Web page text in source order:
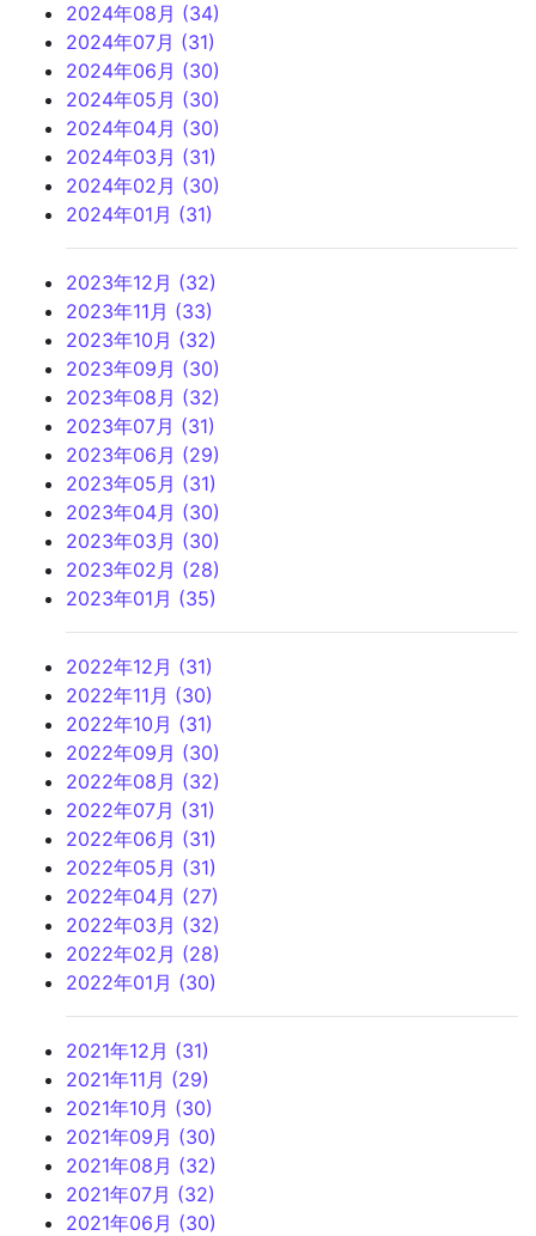
2024年08月 (34)
2024年07月 (31)
2024年06月 (30)
2024年05月 (30)
2024年04月 (30)
2024年03月 (31)
2024年02月 (30)
2024年01月 (31)
2023年12月 (32)
2023年11月 (33)
2023年10月 (32)
2023年09月 (30)
2023年08月 (32)
2023年07月 (31)
2023年06月 (29)
2023年05月 (31)
2023年04月 (30)
2023年03月 (30)
2023年02月 (28)
2023年01月 (35)
2022年12月 (31)
2022年11月 (30)
2022年10月 (31)
2022年09月 (30)
2022年08月 (32)
2022年07月 (31)
2022年06月 (31)
2022年05月 (31)
2022年04月 (27)
2022年03月 (32)
2022年02月 (28)
2022年01月 (30)
2021年12月 (31)
2021年11月 (29)
2021年10月 (30)
2021年09月 (30)
2021年08月 (32)
2021年07月 (32)
2021年06月 (30)